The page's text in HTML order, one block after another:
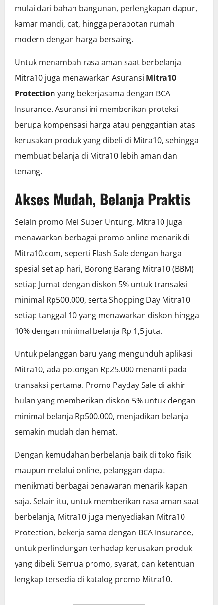
mulai dari bahan bangunan, perlengkapan dapur,
kamar mandi, cat, hingga perabotan rumah
modern dengan harga bersaing.
Untuk menambah rasa aman saat berbelanja,
Mitra10 juga menawarkan Asuransi Mitra10
Protection yang bekerjasama dengan BCA
Insurance. Asuransi ini memberikan proteksi
berupa kompensasi harga atau penggantian atas
kerusakan produk yang dibeli di Mitra10, sehingga
membuat belanja di Mitra10 lebih aman dan
tenang.
Akses Mudah, Belanja Praktis
Selain promo Mei Super Untung, Mitra10 juga
menawarkan berbagai promo online menarik di
Mitra10.com, seperti Flash Sale dengan harga
spesial setiap hari, Borong Barang Mitra10 (BBM)
setiap Jumat dengan diskon 5% untuk transaksi
minimal Rp500.000, serta Shopping Day Mitra10
setiap tanggal 10 yang menawarkan diskon hingga
10% dengan minimal belanja Rp 1,5 juta.
Untuk pelanggan baru yang mengunduh aplikasi
Mitra10, ada potongan Rp25.000 menanti pada
transaksi pertama. Promo Payday Sale di akhir
bulan yang memberikan diskon 5% untuk dengan
minimal belanja Rp500.000, menjadikan belanja
semakin mudah dan hemat.
Dengan kemudahan berbelanja baik di toko fisik
maupun melalui online, pelanggan dapat
menikmati berbagai penawaran menarik kapan
saja. Selain itu, untuk memberikan rasa aman saat
berbelanja, Mitra10 juga menyediakan Mitra10
Protection, bekerja sama dengan BCA Insurance,
untuk perlindungan terhadap kerusakan produk
yang dibeli. Semua promo, syarat, dan ketentuan
lengkap tersedia di katalog promo Mitra10.